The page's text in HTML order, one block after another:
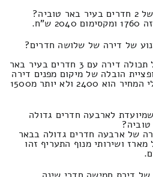
של דירה של שלושה חדרים?
מחירה של בשביל העברת כל תכולה דירה עם 3 חדרים בעיר באר
הובלה של מיקום מפנים דירה
שמיועדת לציבור סטודנטיאלי המחיר הוא 2400 ולא יותר מ1500
לארבעה חדרים גדולה
של ארבעה חדרים גדולה בבאר
ושירותי מנוף התעריף זהו